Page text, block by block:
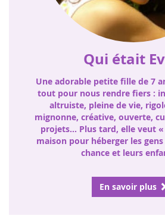
Qui était
Une adorable petite fille de 7
tout pour nous rendre fiers :
altruiste, pleine de vie,
mignonne, créative, ouverte,
projets… Plus tard, elle veut
maison pour héberger les gens
chance et leurs
En savoir plus